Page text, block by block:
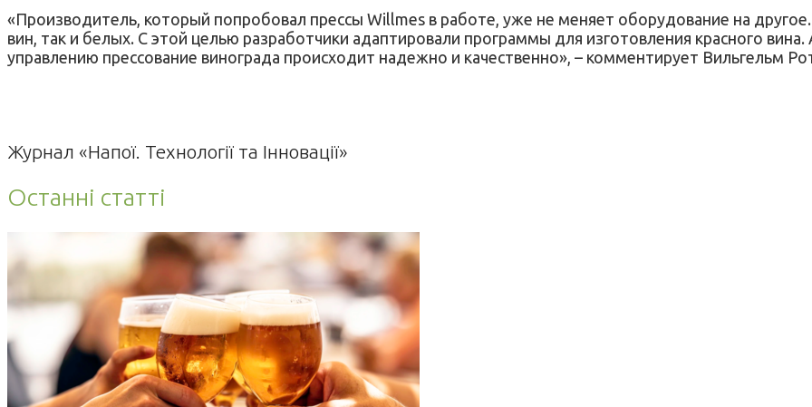
«Производитель, который попробовал прессы Willmes в работе, уже не меняет оборудование на
вин, так и белых. С этой целью разработчики адаптировали программы для изготовления красного
управлению прессование винограда происходит надежно и качественно», – комментирует Вильгельм
Журнал «Напої. Технології та Інновації»
Останні статті